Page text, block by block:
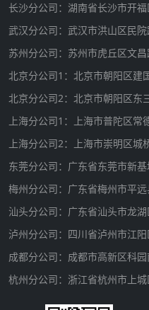
长沙分公司：湖南省长沙市开
武汉分公司：武汉市洪山区民
苏州分公司：苏州市虎丘区文
北京分公司1：北京市朝阳区建
北京分公司2：北京市朝阳区东
上海分公司1：上海市普陀区常
上海分公司2：上海市崇明区城
东莞分公司：广东省东莞市新
梅州分公司：广东省梅州市平
汕头分公司：广东省汕头市龙
泸州分公司：四川省泸州市江
成都分公司：成都市高新区科
杭州分公司：浙江省杭州市上